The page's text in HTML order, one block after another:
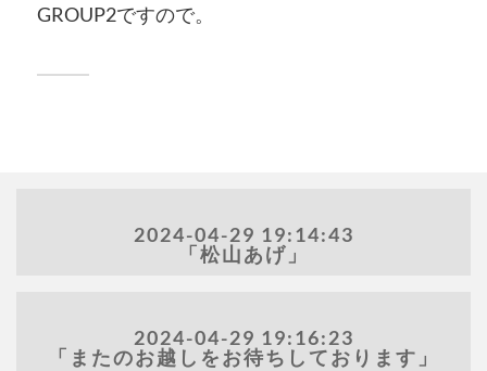
GROUP2ですので。
2024-04-29 19:14:43
「松山あげ」
2024-04-29 19:16:23
「またのお越しをお待ちしております」